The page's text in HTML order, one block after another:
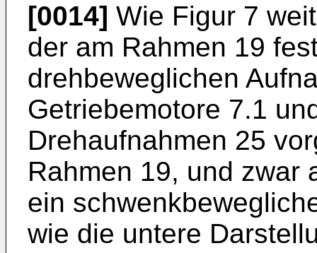
[0014] Wie Figur 7
der am Rahmen 19
drehbeweglichen
Getriebemotore 7.1
Drehaufnahmen 25
Rahmen 19, und zwar
ein
wie die untere